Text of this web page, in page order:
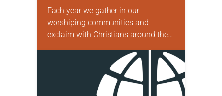
Each year we gather in our
worshiping communities and
exclaim with Christians around the
is risen, indeed. Alleluia!” Many of us